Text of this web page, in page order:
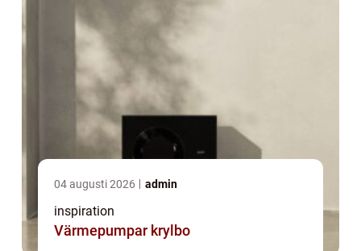
04 augusti 2026 admin
inspiration
Värmepumpar krylbo